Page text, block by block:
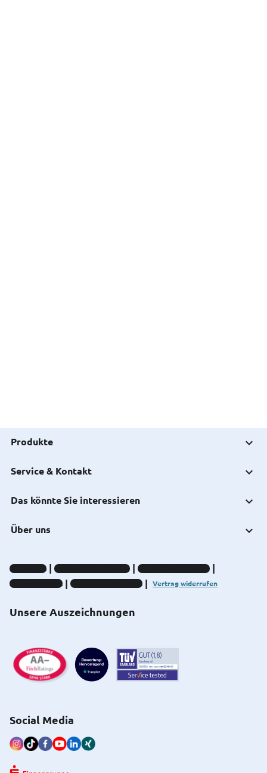
Produkte
Service & Kontakt
Das könnte Sie interessieren
Über uns
Unsere Auszeichnungen
Impressum Datenschutz-Hinweise
Compliance-Hinweise
Barrierefreiheit
Cookie-Einstellungen Vertrag widerrufen
Social Media